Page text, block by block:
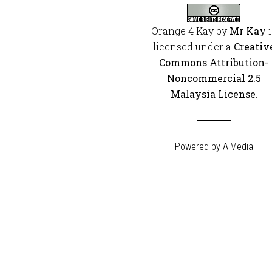
Orange 4 Kayby Mr Kay
licensed under a
Commons Attribution-
Noncommercial 2.5
Malaysia License
Powered by AIMedia